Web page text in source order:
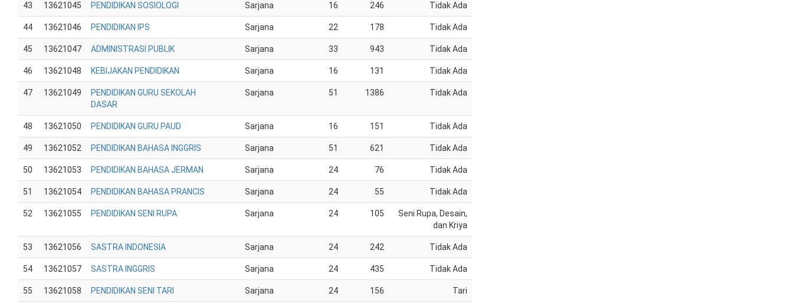
43 13621045 PENDIDIKAN SOSIOLOGI Sarjana 16 246 Tidak Ada
44 13621046 PENDIDIKAN IPS Sarjana 22 178 Tidak Ada
45 13621047 ADMINISTRASI PUBLIK Sarjana 33 943 Tidak Ada
46 13621048 KEBIJAKAN PENDIDIKAN Sarjana 16 131 Tidak Ada
47 13621049
PENDIDIKAN GURU SEKOLAH
DASAR
Sarjana 51 1386 Tidak Ada
48 13621050 PENDIDIKAN GURU PAUD Sarjana 16 151 Tidak Ada
49 13621052 PENDIDIKAN BAHASA INGGRIS Sarjana 51 621 Tidak Ada
50 13621053 PENDIDIKAN BAHASA JERMAN Sarjana 24 76 Tidak Ada
51 13621054 PENDIDIKAN BAHASA PRANCIS Sarjana 24 55 Tidak Ada
52 13621055 PENDIDIKAN SENI RUPA Sarjana 24 105
Seni Rupa, Desain,
dan Kriya
53 13621056 SASTRA INDONESIA Sarjana 24 242 Tidak Ada
54 13621057 SASTRA INGGRIS Sarjana 24 435 Tidak Ada
55 13621058 PENDIDIKAN SENI TARI Sarjana 24 156 Tari